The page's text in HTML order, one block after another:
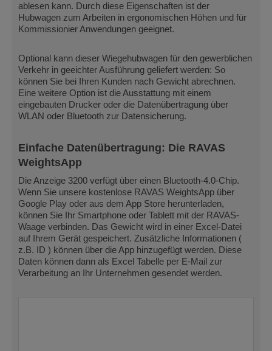
ablesen kann. Durch diese Eigenschaften ist der
Hubwagen zum Arbeiten in ergonomischen Höhen und für
Kommissionier Anwendungen geeignet.
Optional kann dieser Wiegehubwagen für den gewerblichen
Verkehr in geeichter Ausführung geliefert werden: So
können Sie bei Ihren Kunden nach Gewicht abrechnen.
Eine weitere Option ist die Ausstattung mit einem
eingebauten Drucker oder die Datenübertragung über
WLAN oder Bluetooth zur Datensicherung.
Einfache Datenübertragung: Die RAVAS
WeightsApp
Die Anzeige 3200 verfügt über einen Bluetooth-4.0-Chip.
Wenn Sie unsere kostenlose RAVAS WeightsApp über
Google Play oder aus dem App Store herunterladen,
können Sie Ihr Smartphone oder Tablett mit der RAVAS-
Waage verbinden. Das Gewicht wird in einer Excel-Datei
auf Ihrem Gerät gespeichert. Zusätzliche Informationen (
z.B. ID ) können über die App hinzugefügt werden. Diese
Daten können dann als Excel Tabelle per E-Mail zur
Verarbeitung an Ihr Unternehmen gesendet werden.